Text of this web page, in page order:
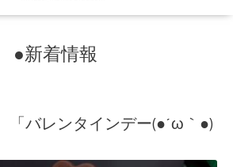
●新着情報
バレンタインデー(●´ω｀●)